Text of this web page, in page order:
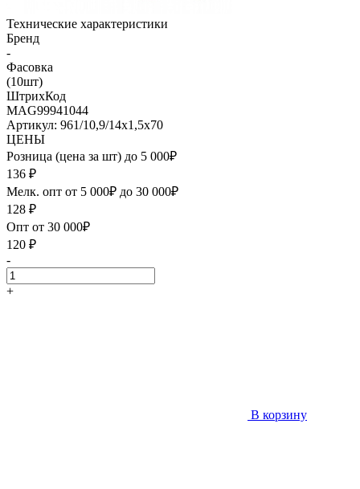
Технические характеристики
Бренд
-
Фасовка
(10шт)
ШтрихКод
MAG99941044
Артикул: 961/10,9/14х1,5х70
ЦЕНЫ
Розница (цена за шт) до 5 000₽
136 ₽
Мелк. опт от 5 000₽ до 30 000₽
128 ₽
Опт от 30 000₽
120 ₽
-
+
В корзину